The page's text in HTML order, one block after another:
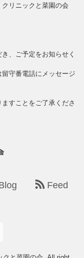
リニックと菜園の会
、ご予定をお知らせく
守番電話にメッセージ
すことをご了承くださ
Feed